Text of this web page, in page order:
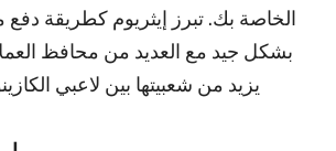
الخاصة بك. تبرز إيثريوم كطريقة دفع
بشكل جيد مع العديد من محافظ
يزيد من شعبيتها بين لاعبي